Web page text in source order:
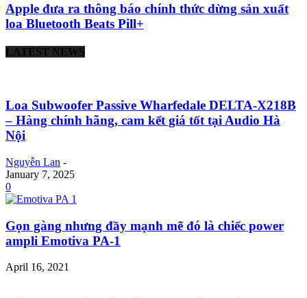
Apple đưa ra thông báo chính thức dừng sản xuất
loa Bluetooth Beats Pill+
LATEST NEWS
Loa Subwoofer Passive Wharfedale DELTA-X218B
– Hàng chính hãng, cam kết giá tốt tại Audio Hà
Nội
Nguyễn Lan -
January 7, 2025
0
Gọn gàng nhưng đầy mạnh mẽ đó là chiếc power
ampli Emotiva PA-1
April 16, 2021